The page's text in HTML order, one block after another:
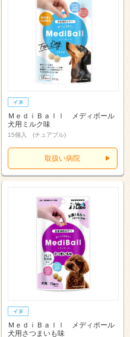
ＭｅｄｉＢａｌｌ メディボール
犬用ミルク味
15個入 (チュアブル)
取扱い病院
ＭｅｄｉＢａｌｌ メディボール
犬用さつまいも味